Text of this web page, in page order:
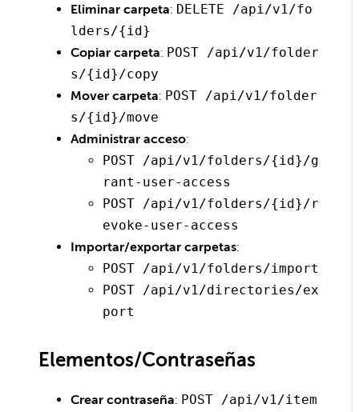
Eliminar carpeta: DELETE /api/v1/fo
lders/{id}
Copiar carpeta: POST /api/v1/folder
s/{id}/copy
Mover carpeta: POST /api/v1/folder
s/{id}/move
Administrar acceso:
POST /api/v1/folders/{id}/g
rant-user-access
POST /api/v1/folders/{id}/r
evoke-user-access
Importar/exportar carpetas:
POST /api/v1/folders/import
POST /api/v1/directories/ex
port
Elementos/Contraseñas
Crear contraseña: POST /api/v1/item